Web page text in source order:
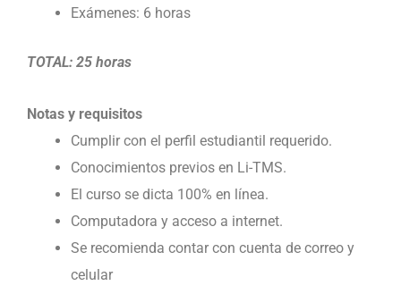
Exámenes: 6 horas
TOTAL: 25 horas
Notas y requisitos
Cumplir con el perfil estudiantil requerido.
Conocimientos previos en Li-TMS.
El curso se dicta 100% en línea.
Computadora y acceso a internet.
Se recomienda contar con cuenta de correo y
celular